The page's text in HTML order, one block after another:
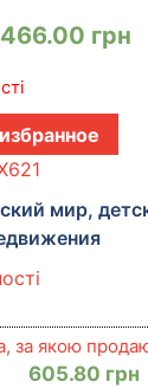
466.00 грн
мир,
за якою
605.80 грн